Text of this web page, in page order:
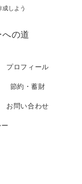
しよう
の道
プロフィール
節約・蓄財
お問い合わせ